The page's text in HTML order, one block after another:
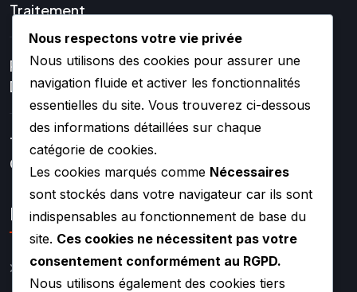
Traitement
Réparation Et Rénovation
De Turbo
Turbos Hybrides Et
Compétition –
Lien rapide
Catalogue
Nous respectons votre vie privée
Nous utilisons des cookies pour assurer une
navigation fluide et activer les fonctionnalités
essentielles du site. Vous trouverez ci-dessous
des informations détaillées sur chaque
catégorie de cookies.
Les cookies marqués comme Nécessaires
sont stockés dans votre navigateur car ils sont
indispensables au fonctionnement de base du
site. Ces cookies ne nécessitent pas votre
consentement conformément au RGPD.
Nous utilisons également des cookies tiers